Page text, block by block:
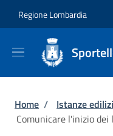
Regione Lombardia
Briciole di
Home / Istanze
Comunicare l'inizio